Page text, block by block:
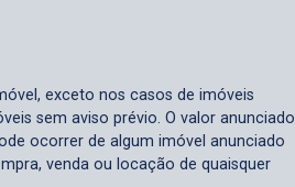
exceto nos casos de imóveis
sem aviso prévio. O valor anunciado
ocorrer de algum imóvel anunciado
venda ou locação de quaisquer